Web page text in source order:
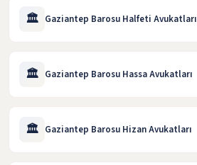
🏛️ Gaziantep Barosu Halfeti Avukatları
🏛️ Gaziantep Barosu Hassa Avukatları
🏛️ Gaziantep Barosu Hizan Avukatları